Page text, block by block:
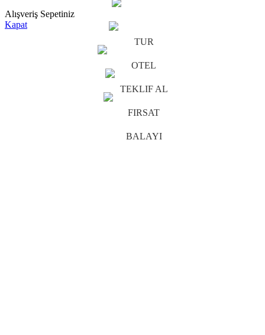
Alışveriş Sepetiniz
Kapat
TUR
OTEL
TEKLIF AL
FIRSAT
BALAYI